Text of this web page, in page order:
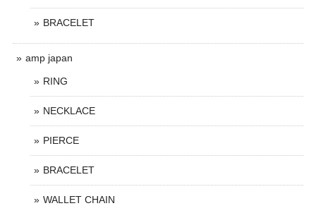
BRACELET
amp japan
RING
NECKLACE
PIERCE
BRACELET
WALLET CHAIN